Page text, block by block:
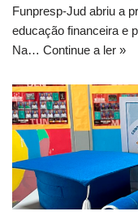
Funpresp-Jud abriu a
educação financeira e
Na… Continue a ler »